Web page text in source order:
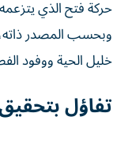
حركة فتح الذي
وبحسب المصدر
خليل الحية ووفود
تفاؤل